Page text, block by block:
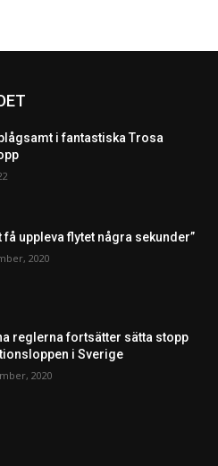
i fantastiska Trosa
få uppleva flytet några sekunder”
2020
reglerna fortsätter sätta stopp
i Sverige
2020